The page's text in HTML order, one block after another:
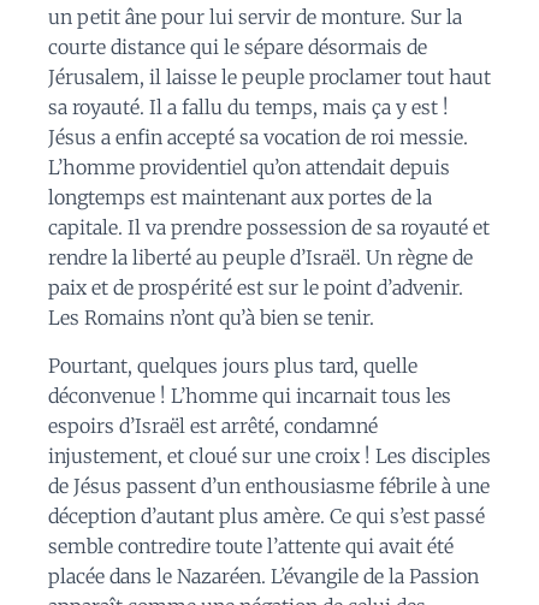
un petit âne pour lui servir de monture. Sur la
courte distance qui le sépare désormais de
Jérusalem, il laisse le peuple proclamer tout haut
sa royauté. Il a fallu du temps, mais ça y est !
Jésus a enfin accepté sa vocation de roi messie.
L’homme providentiel qu’on attendait depuis
longtemps est maintenant aux portes de la
capitale. Il va prendre possession de sa royauté et
rendre la liberté au peuple d’Israël. Un règne de
paix et de prospérité est sur le point d’advenir.
Les Romains n’ont qu’à bien se tenir.
Pourtant, quelques jours plus tard, quelle
déconvenue ! L’homme qui incarnait tous les
espoirs d’Israël est arrêté, condamné
injustement, et cloué sur une croix ! Les disciples
de Jésus passent d’un enthousiasme fébrile à une
déception d’autant plus amère. Ce qui s’est passé
semble contredire toute l’attente qui avait été
placée dans le Nazaréen. L’évangile de la Passion